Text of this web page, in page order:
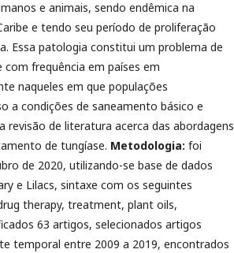
e animais, sendo endêmica na
e tendo seu período de proliferação
Essa patologia constitui um problema de
frequência em países em
naqueles em que populações
a condições de saneamento básico e
revisão de literatura acerca das abordagens
de tungíase. Metodologia: foi
de 2020, utilizando-se base de dados
e Lilacs, sintaxe com os seguintes
therapy, treatment, plant oils,
63 artigos, selecionados artigos
temporal entre 2009 a 2019, encontrados